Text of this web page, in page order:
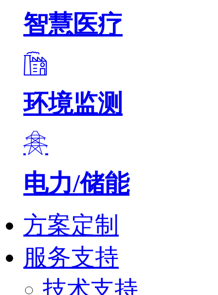
智慧医疗
环境监测
电力/储能
方案定制
服务支持
技术支持